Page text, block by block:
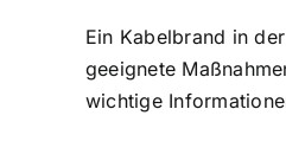
Ein Kabelbrand in
geeignete
wichtige